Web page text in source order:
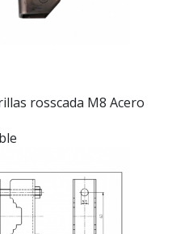
rosscada M8 Acero